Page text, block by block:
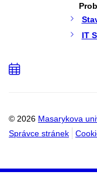
IT
© 2026 Masarykova
Správce stránek
Přidat